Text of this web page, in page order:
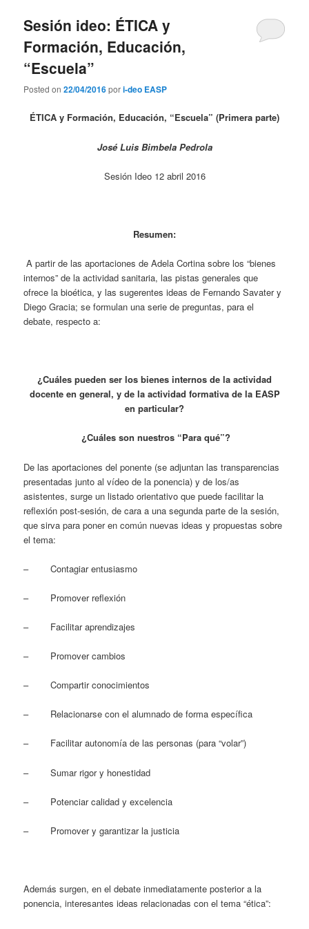
Sesión ideo: ÉTICA y
Formación, Educación,
“Escuela”
Posted on22/04/2016pori-deo EASP
ÉTICA y Formación, Educación, “Escuela” (Primera parte)
José Luis Bimbela Pedrola
Sesión Ideo 12 abril 2016
Resumen:
A partir de las aportaciones de Adela Cortina sobre los “bienes
internos” de la actividad sanitaria, las pistas generales que
ofrece la bioética, y las sugerentes ideas de Fernando Savater y
Diego Gracia; se formulan una serie de preguntas, para el
debate, respecto a:
¿Cuáles pueden ser los bienes internos de la actividad
docente en general, y de la actividad formativa de la EASP
en particular?
¿Cuáles son nuestros “Para qué”?
De las aportaciones del ponente (se adjuntan las transparencias
presentadas junto al vídeo de la ponencia) y de los/as
asistentes, surge un listado orientativo que puede facilitar la
reflexión post-sesión, de cara a una segunda parte de la sesión,
que sirva para poner en común nuevas ideas y propuestas sobre
el tema:
– Contagiar entusiasmo
– Promover reflexión
– Facilitar aprendizajes
– Promover cambios
– Compartir conocimientos
– Relacionarse con el alumnado de forma específica
– Facilitar autonomía de las personas (para “volar”)
– Sumar rigor y honestidad
– Potenciar calidad y excelencia
– Promover y garantizar la justicia
Además surgen, en el debate inmediatamente posterior a la
ponencia, interesantes ideas relacionadas con el tema “ética”: